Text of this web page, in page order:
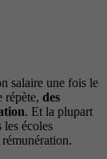
salaire une fois le
répète, des
. Et la plupart
les écoles